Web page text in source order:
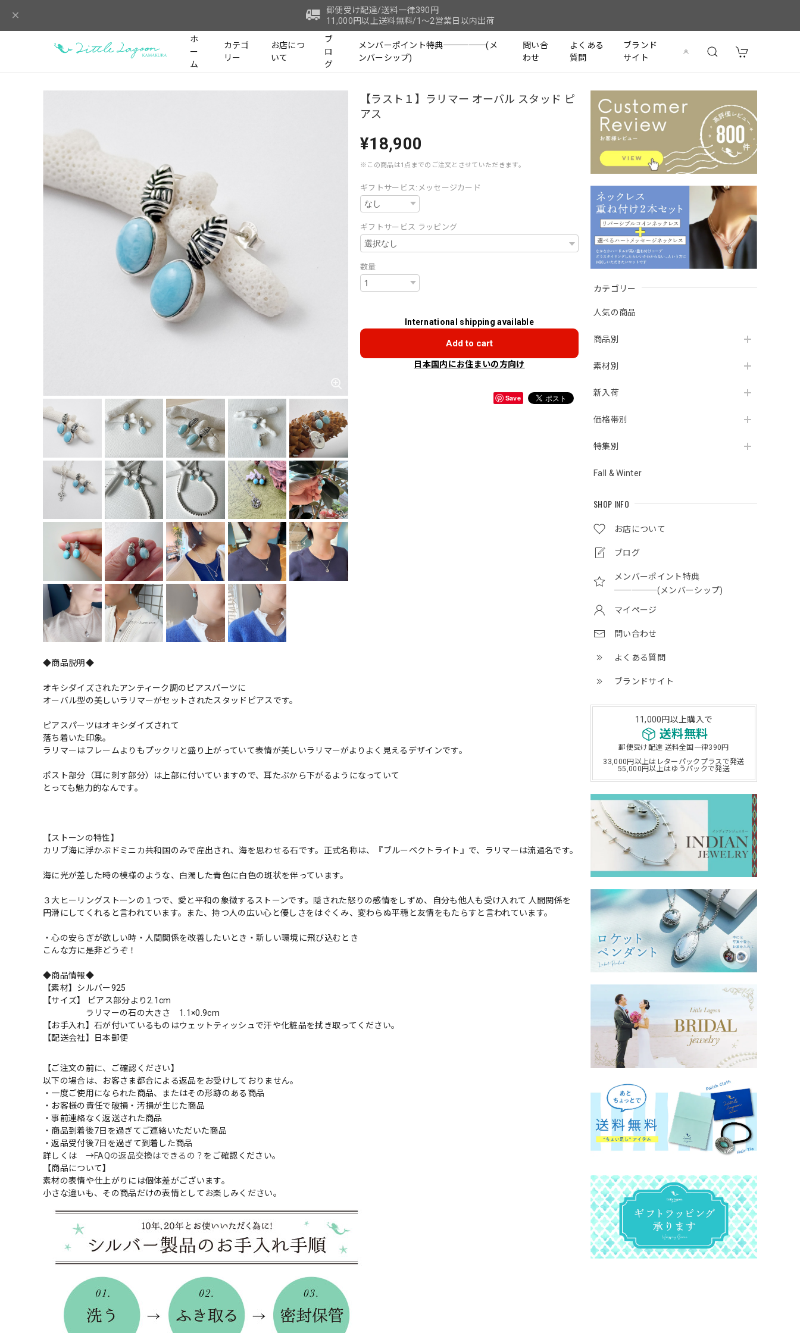
郵便受け配達/送料一律390円
11,000円以上送料無料/1～2営業日以内出荷
ホ
ー
ム
カテゴ
リー
お店につ
いて
ブ
ロ
グ
メンバーポイント特典─────(メ
ンバーシップ)
問い合
わせ
よくある
質問
ブランド
サイト
カテゴリー
人気の商品
商品別
素材別
新入荷
価格帯別
特集別
Fall & Winter
SHOP INFO
お店について
ブログ
メンバーポイント特典
─────(メンバーシップ)
マイページ
問い合わせ
よくある質問
ブランドサイト
11,000円以上購入で
送料無料
郵便受け配達 送料全国一律390円
33,000円以上はレターパックプラスで発送
55,000円以上はゆうパックで発送
【ラスト１】ラリマー オーバル スタッド ピ
アス
¥18,900
※この商品は1点までのご注文とさせていただきます。
ギフトサービス:メッセージカード
ギフトサービス ラッピング
数量
International shipping available
Add to cart
日本国内にお住まいの方向け
Save
◆商品説明◆
オキシダイズされたアンティーク調のピアスパーツに
オーバル型の美しいラリマーがセットされたスタッドピアスです。
ピアスパーツはオキシダイズされて
落ち着いた印象。
ラリマーはフレームよりもプックリと盛り上がっていて表情が美しいラリマーがよりよく見えるデザインです。
ポスト部分（耳に刺す部分）は上部に付いていますので、耳たぶから下がるようになっていて
とっても魅力的なんです。
【ストーンの特性】
カリブ海に浮かぶドミニカ共和国のみで産出され、海を思わせる石です。正式名称は、『ブルーペクトライト』で、ラリマーは流通名です。
海に光が差した時の模様のような、白濁した青色に白色の斑状を伴っています。
３大ヒーリングストーンの１つで、愛と平和の象徴するストーンです。隠された怒りの感情をしずめ、自分も他人も受け入れて 人間関係を
円滑にしてくれると言われています。また、持つ人の広い心と優しさをはぐくみ、変わらぬ平穏と友情をもたらすと言われています。
・心の安らぎが欲しい時・人間関係を改善したいとき・新しい環境に飛び込むとき
こんな方に是非どうぞ！
◆商品情報◆
【素材】シルバー925
【サイズ】 ピアス部分より2.1cm
ラリマーの石の大きさ 1.1×0.9cm
【お手入れ】石が付いているものはウェットティッシュで汗や化粧品を拭き取ってください。
【配送会社】日本郵便
【ご注文の前に、ご確認ください】
以下の場合は、お客さま都合による返品をお受けしておりません。
・一度ご使用になられた商品、またはその形跡のある商品
・お客様の責任で破損・汚損が生じた商品
・事前連絡なく返送された商品
・商品到着後7日を過ぎてご連絡いただいた商品
・返品受付後7日を過ぎて到着した商品
詳しくは →FAQの返品交換はできるの？ をご確認ください。
【商品について】
素材の表情や仕上がりには個体差がございます。
小さな違いも、その商品だけの表情としてお楽しみください。